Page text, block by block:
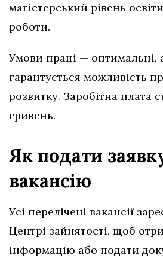
магістерський рівень
роботи.
Умови праці — оптимальні,
гарантується можливість
розвитку. Заробітна плата
гривень.
Як подати
вакансію
Усі перелічені вакансії
Центрі зайнятості, щоб
інформацію або подати